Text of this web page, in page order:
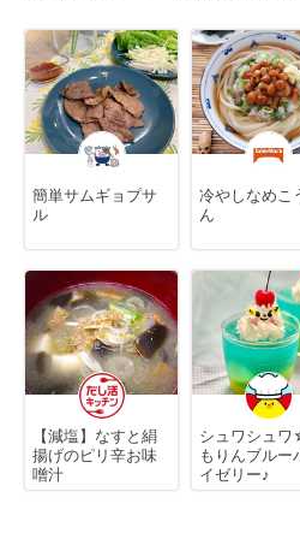
簡単サムギョプサ
ル
冷やしなめこ
ん
【減塩】なすと絹
揚げのピリ辛お味
噌汁
シュワシュワ
もりんブルー
イゼリー♪